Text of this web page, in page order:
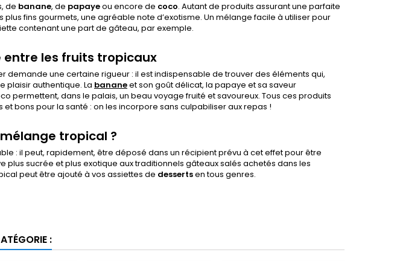
de banane, de papayeou encore de coco. Autant de produits assurant une parfaite
fins gourmets, une agréable note d’exotisme. Un mélange facile à utiliser pour
contenant une part de gâteau, par exemple.
entre les fruits tropicaux
demande une certaine rigueur : il est indispensable de trouver des éléments qui,
plaisir authentique. La bananeet son goût délicat, la papaye et sa saveur
permettent, dans le palais, un beau voyage fruité et savoureux. Tous ces produits
bons pour la santé : on les incorpore sans culpabiliser aux repas !
tropical ?
: il peut, rapidement, être déposé dans un récipient prévu à cet effet pour être
plus sucrée et plus exotique aux traditionnels gâteaux salés achetés dans les
peut être ajouté à vos assiettes de dessertsen tous genres.
: